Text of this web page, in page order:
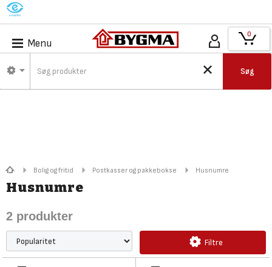
M
Menu
Søg
0
Bolig og fritid Postkasser og pakkebokse Husnumre
Husnumre
2 produkter
Filtre